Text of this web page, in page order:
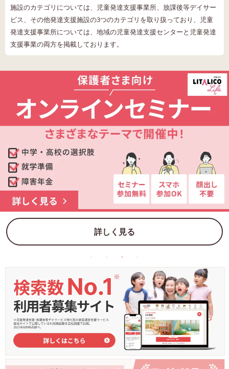
施設のカテゴリについては、児童発達支援事業所、放課後等デイサー
ビス、その他発達支援施設の3つのカテゴリを取り扱っており、児童
発達支援事業所については、地域の児童発達支援センターと児童発達
支援事業の両方を掲載しております。
詳しく見る